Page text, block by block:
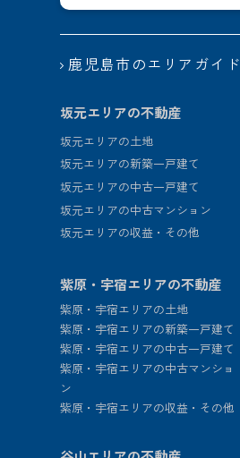
鹿児島市のエリアガイド
坂元エリアの不動産
坂元エリアの土地
坂元エリアの新築一戸建て
坂元エリアの中古一戸建て
坂元エリアの中古マンション
坂元エリアの収益・その他
紫原・宇宿エリアの不動産
紫原・宇宿エリアの土地
紫原・宇宿エリアの新築一戸建て
紫原・宇宿エリアの中古一戸建て
紫原・宇宿エリアの中古マンショ
ン
紫原・宇宿エリアの収益・その他